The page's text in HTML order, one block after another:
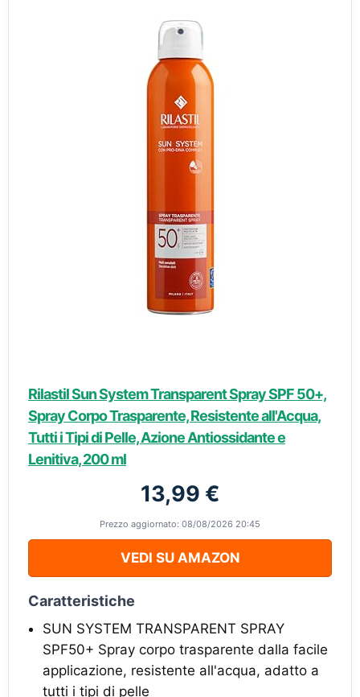
Rilastil Sun System Transparent Spray SPF 50+,
Spray Corpo Trasparente, Resistente all'Acqua,
Tutti i Tipi di Pelle, Azione Antiossidante e
Lenitiva, 200 ml
13,99 €
Prezzo aggiornato: 08/08/2026 20:45
VEDI SU AMAZON
Caratteristiche
SUN SYSTEM TRANSPARENT SPRAY
SPF50+ Spray corpo trasparente dalla facile
applicazione, resistente all'acqua, adatto a
tutti i tipi di pelle